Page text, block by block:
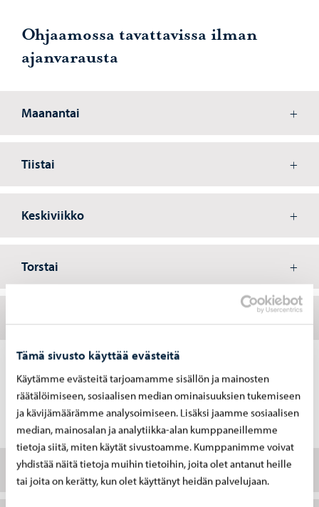
Tämä sivusto käyttää evästeitä
Käytämme evästeitä tarjoamamme sisällön ja mainosten
räätälöimiseen, sosiaalisen median ominaisuuksien tukemiseen
ja kävijämäärämme analysoimiseen. Lisäksi jaamme sosiaalisen
median, mainosalan ja analytiikka-alan kumppaneillemme
tietoja siitä, miten käytät sivustoamme. Kumppanimme voivat
yhdistää näitä tietoja muihin tietoihin, joita olet antanut heille
tai joita on kerätty, kun olet käyttänyt heidän palvelujaan.
Ohjaamossa tavattavissa ilman
ajanvarausta
Maanantai
Tiistai
Keskiviikko
Torstai
Ajankohtaista
Ryhmä jännittäjille